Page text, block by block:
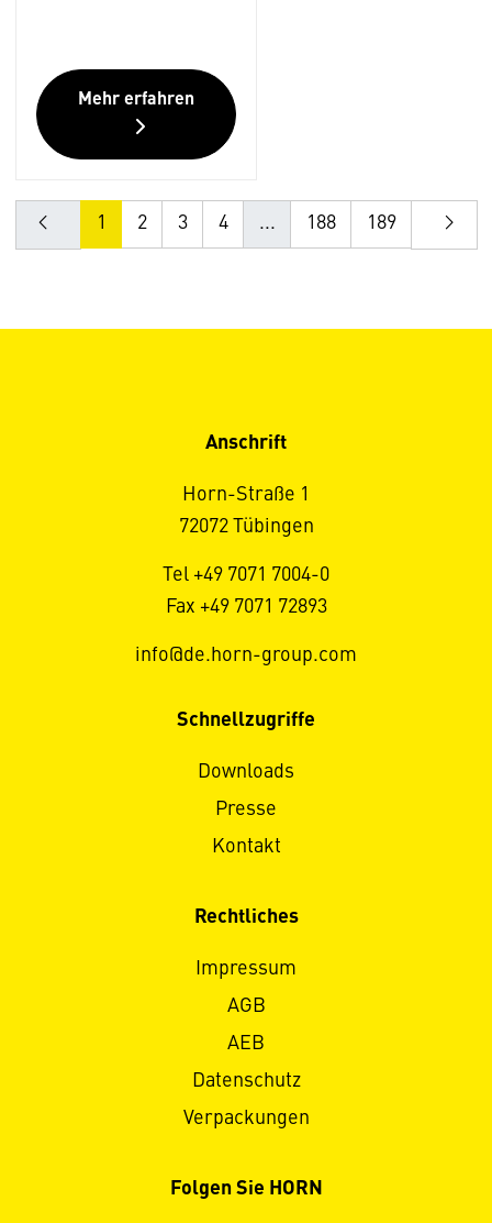
Mehr erfahren
1 2 3 4 ... 188 189
Anschrift
Horn-Straße 1
72072 Tübingen
Tel +49 7071 7004-0
Fax +49 7071 72893
info@de.horn-group.com
Schnellzugriffe
Downloads
Presse
Kontakt
Rechtliches
Impressum
AGB
AEB
Datenschutz
Verpackungen
Folgen Sie HORN